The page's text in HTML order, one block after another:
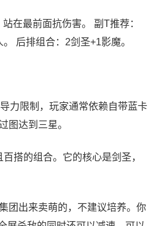
在最前面抗伤害。 副T推荐：
后排组合：2剑圣+1影魔。
力限制，玩家通常依赖自带蓝卡
图达到三星。
搭的组合。它的核心是剑圣，
团出来卖萌的，不建议培养。你